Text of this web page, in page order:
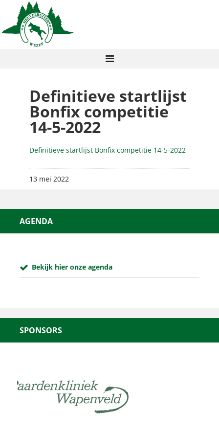
Definitieve startlijst
Bonfix competitie
14-5-2022
Definitieve startlijst Bonfix competitie 14-5-2022
13 mei 2022
AGENDA
Bekijk hier onze agenda
SPONSORS